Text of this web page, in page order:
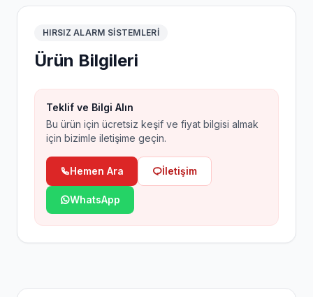
HIRSIZ ALARM SISTEMLERI
Ürün Bilgileri
Teklif ve Bilgi Alın
Bu ürün için ücretsiz keşif ve fiyat bilgisi almak
için bizimle iletişime geçin.
Hemen Ara İletişim
WhatsApp